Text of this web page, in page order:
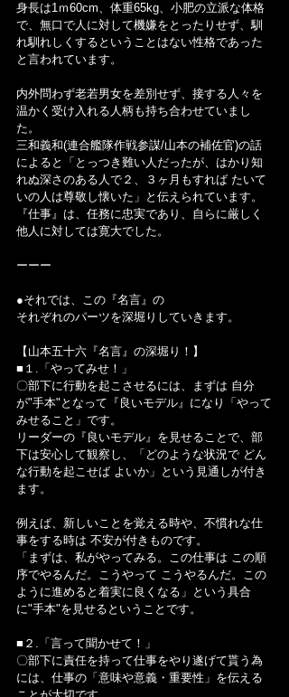
身長は1ｍ60cm、体重65kg、小肥の立派な体格
で、無口で人に対して機嫌をとったりせず、馴
れ馴れしくするということはない性格であった
と言われています。
内外問わず老若男女を差別せず、接する人々を
温かく受け入れる人柄も持ち合わせていまし
た。
三和義和(連合艦隊作戦参謀/山本の補佐官)の話
によると「とっつき難い人だったが、はかり知
れぬ深さのある人で２、３ヶ月もすれば たいて
いの人は尊敬し懐いた」と伝えられています。
『仕事』は、任務に忠実であり、自らに厳しく
他人に対しては寛大でした。
ーーー
●それでは、この『名言』の
それぞれのパーツを深堀りしていきます。
【山本五十六『名言』の深堀り！】
■１.「やってみせ！」
〇部下に行動を起こさせるには、まずは 自分
が"手本"となって『良いモデル』になり「やって
みせること」です。
リーダーの『良いモデル』を見せることで、部
下は安心して観察し、「どのような状況で どん
な行動を起こせば よいか」という見通しが付き
ます。
例えば、新しいことを覚える時や、不慣れな仕
事をする時は 不安が付きものです。
「まずは、私がやってみる。この仕事は この順
序でやるんだ。こうやって こうやるんだ。この
ように進めると着実に良くなる」という具合
に"手本"を見せるということです。
■２.「言って聞かせて！」
〇部下に責任を持って仕事をやり遂げて貰う為
には、仕事の「意味や意義・重要性」を伝える